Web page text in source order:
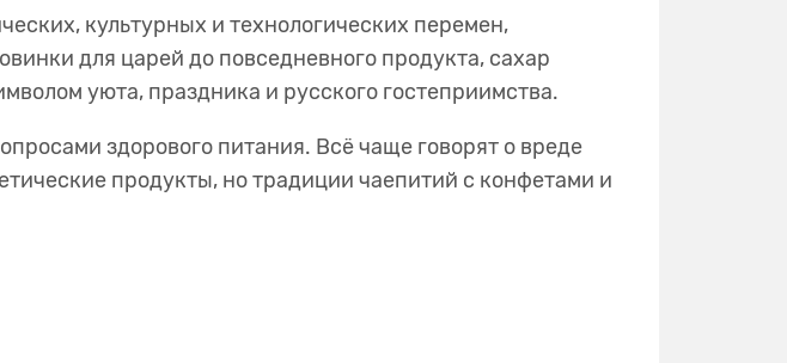
культурных и технологических перемен,
для царей до повседневного продукта, сахар
уюта, праздника и русского гостеприимства.
здорового питания. Всё чаще говорят о вреде
продукты, но традиции чаепитий с конфетами и